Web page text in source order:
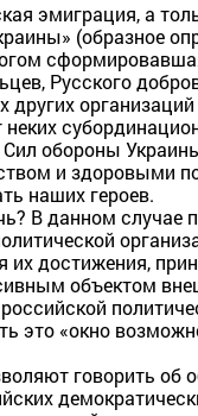
эмиграция, а
(образное
Русского
других
Сил обороны
и здоровыми
наших героев.
В данном случае
их достижения,
объектом
это «окно
говорить об